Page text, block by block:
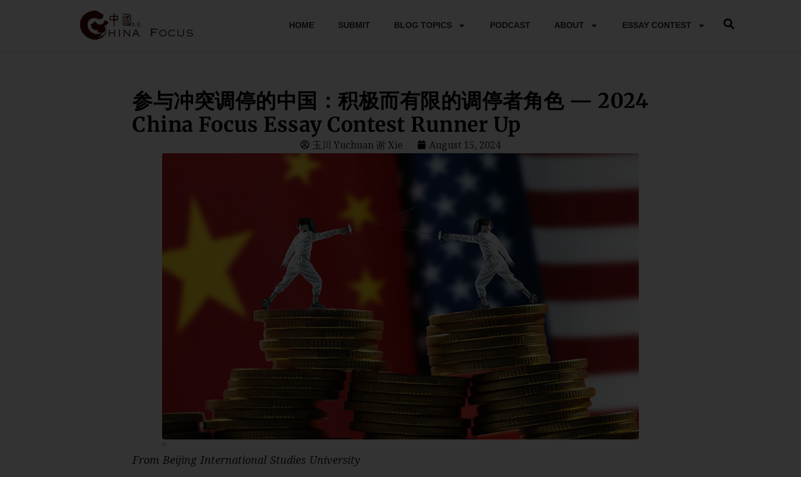
HOME SUBMIT BLOG TOPICS PODCAST ABOUT ESSAY CONTEST
参与冲突调停的中国：积极而有限的调停者角色 — 2024
China Focus Essay Contest Runner Up
玉川 Yuchuan 谢 Xie August 15, 2024
^
From Beijing International Studies University